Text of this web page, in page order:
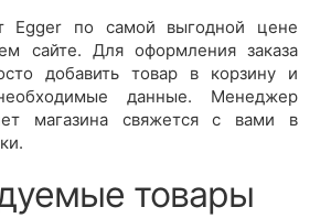
Egger по самой выгодной цене
сайте. Для оформления заказа
добавить товар в корзину и
данные. Менеджер
магазина свяжется с вами в
товары